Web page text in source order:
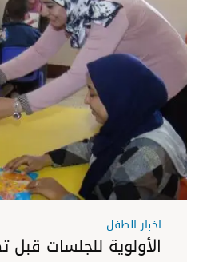
اخبار الطفل
الأولوية للجلسات